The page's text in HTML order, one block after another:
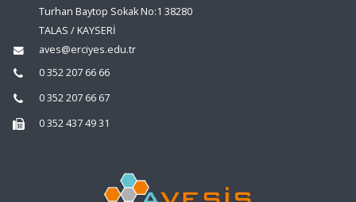
Turhan Baytop Sokak No:1 38280
TALAS / KAYSERİ
aves@erciyes.edu.tr
0 352 207 66 66
0 352 207 66 67
0 352 437 49 31